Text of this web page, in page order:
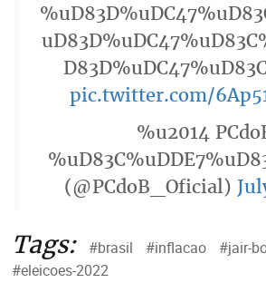
pic.twitter.com/
%u2014
(@PCdoB_Oficial)
Tags: #brasil #inflacao
#jair-
#eleicoes-2022